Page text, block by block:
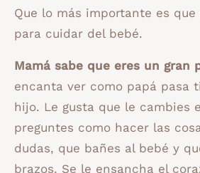
Que lo más importante es que
para cuidar del bebé.
Mamá sabe que eres un gran
encanta ver como papá pasa
hijo. Le gusta que le cambies
preguntes como hacer las
dudas, que bañes al bebé y
brazos. Se le ensancha el